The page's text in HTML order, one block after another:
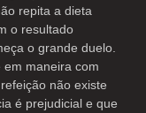
repita a dieta
o resultado
o grande duelo.
maneira com
não existe
é prejudicial e que